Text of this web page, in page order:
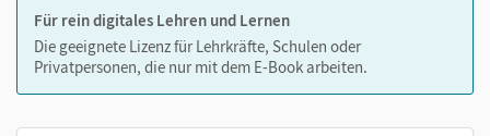
Für rein digitales Lehren und Lernen
Die geeignete Lizenz für Lehrkräfte, Schulen oder
Privatpersonen, die nur mit dem E-Book arbeiten.